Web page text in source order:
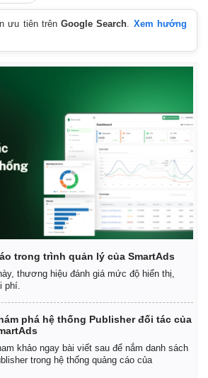
ưu tiên trênGoogle Search. Xem hướng
trong trình quản lý của SmartAds
thương hiệu đánh giá mức độ hiển thị,
phí.
phá hệ thống Publisher đối tác của
khảo ngay bài viết sau để nắm danh sách
trong hệ thống quảng cáo của